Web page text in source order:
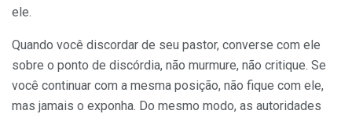
ele.
Quando você discordar de seu pastor, converse com ele
sobre o ponto de discórdia, não murmure, não critique. Se
você continuar com a mesma posição, não fique com ele,
mas jamais o exponha. Do mesmo modo, as autoridades